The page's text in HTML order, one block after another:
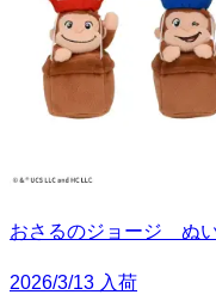
おさるのジョージ ぬ
2026/3/13 入荷